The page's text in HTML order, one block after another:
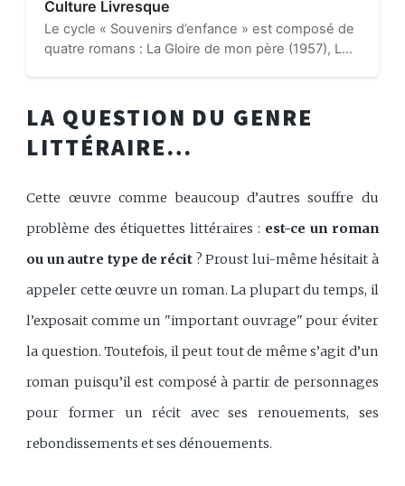
Culture Livresque
Le cycle « Souvenirs d’enfance » est composé de
quatre romans : La Gloire de mon père (1957), Le
posthume)...
LA QUESTION DU GENRE
LITTÉRAIRE…
Cette œuvre comme beaucoup d’autres souffre du
problème des étiquettes littéraires : est-ce un roman
ou un autre type de récit ? Proust lui-même hésitait à
appeler cette œuvre un roman. La plupart du temps, il
l’exposait comme un "important ouvrage" pour éviter
la question. Toutefois, il peut tout de même s’agit d’un
roman puisqu’il est composé à partir de personnages
pour former un récit avec ses renouements, ses
rebondissements et ses dénouements.